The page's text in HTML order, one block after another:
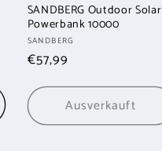
SANDBERG Outdoor Solar
Powerbank 10000
Anbieter:
SANDBERG
Normaler
€57,99
Ausverkauft